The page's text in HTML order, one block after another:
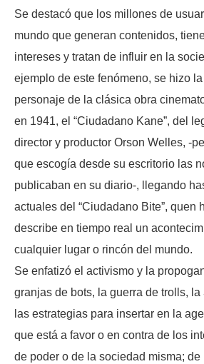
Se destacó que los millones de
mundo que generan contenidos,
intereses y tratan de influir en la
ejemplo de este fenómeno, se hizo
personaje de la clásica obra
en 1941, el “Ciudadano Kane”, del
director y productor Orson Welles, -
que escogía desde su escritorio las
publicaban en su diario-, llegando
actuales del “Ciudadano Bite”, quen
describe en tiempo real un
cualquier lugar o rincón del mundo.
Se enfatizó el activismo y la
granjas de bots, la guerra de trolls,
las estrategias para insertar en la
que está a favor o en contra de los
de poder o de la sociedad misma;